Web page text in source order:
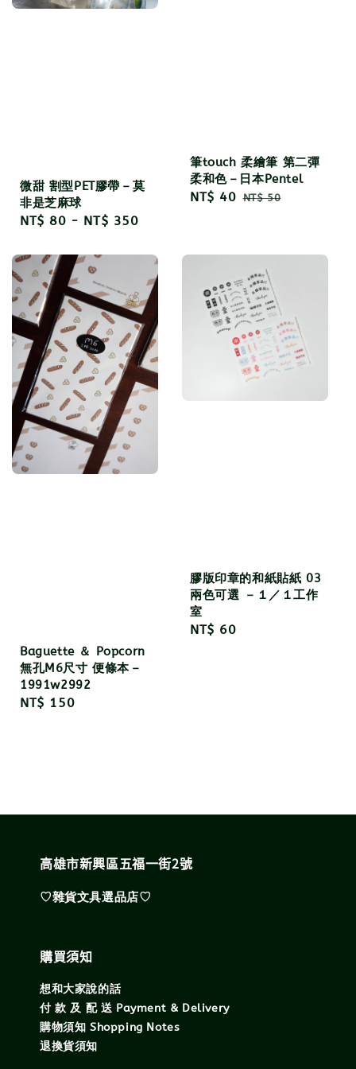
微甜 割型PET膠帶－莫
非是芝麻球
Regular
NT$ 80 - NT$ 350
筆touch 柔繪筆 第二彈
柔和色－日本Pentel
Sale
NT$ 40 Regular
NT$ 50
Baguette ＆ Popcorn
無孔M6尺寸 便條本－
1991w2992
Regular
NT$ 150
膠版印章的和紙貼紙 03
兩色可選 －１／１工作
室
Regular
NT$ 60
高雄市新興區五福一街2號
♡雜貨文具選品店♡
購買須知
想和大家說的話
付 款 及 配 送 Payment & Delivery
購物須知 Shopping Notes
退換貨須知